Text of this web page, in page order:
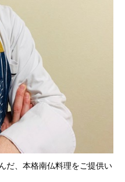
だ、本格南仏料理をご提供い